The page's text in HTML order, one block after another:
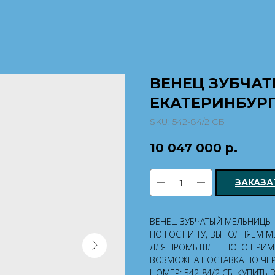
ВЕНЕЦ
SKU: 542-84/2 СБ
10 047 000 р.
ВЕНЕЦ ЗУБЧАТЫЙ
ПО ГОСТ И ТУ, ВЫПОЛНЯЕМ
ДЛЯ ПРОМЫШЛЕННОГО
ВОЗМОЖНА ПОСТАВКА ПО